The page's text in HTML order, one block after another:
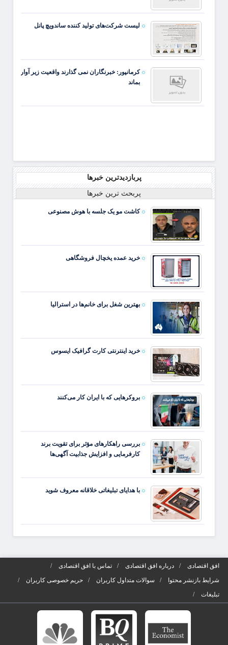
لیست شرکت‌های تولید کننده ساندویچ پانل
کرمانپور: خبرنگاران نمی گذارند واقعیت زیر آوار
بماند
پربازدیدترین خبرها
پربحث ترین خبرها
کاشت مو یک جلسه با هوش مصنوعی
خرید عمده یخچال فروشگاهی
بهترین شغل برای خانم‌ها در استرالیا
خرید اینترنتی کارت گرافیک ایسوس
بروکرهایی‌ که با ایران کار می‌کنند
بررسی راهکارهای مؤثر برای تقویت برند
کارفرمایی و افزایش جذابیت آگهی‌ها
با هدایای تبلیغاتی خلاقانه معروف شوید
افق اقتصادی درباره افق اقتصادی
تماس با افق اقتصادی
شرایط بازنشر محتوا
سوالات متداول کاربران
حریم خصوصی کاربران
تبلیغات